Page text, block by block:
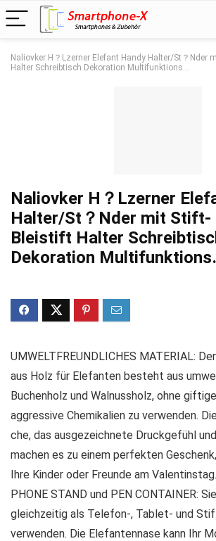
Naliovker H？Lzerner Elefant Handy Halter/St？Nder
Halter Schreibtisch Dekoration Multifunktions…
Naliovker H？Lzerner
Halter/St？Nder mit Stift-
Bleistift Halter
Dekoration
UMWELTFREUNDLICHES MATERIAL:
aus Holz für Elefanten besteht aus
Buchenholz und Walnussholz, ohne
aggressive Chemikalien zu verwenden.
che, das ausgezeichnete Druckgefühl
machen es zu einem perfekten
Ihre Kinder oder Freunde am
PHONE STAND und PEN CONTAINER:
gleichzeitig als Telefon-, Tablet- und
verwenden. Die Elefantennase kann Ihr